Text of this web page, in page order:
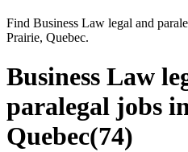
Find Business Law legal and
Prairie, Quebec.
Business Law
paralegal jobs
Quebec(74)